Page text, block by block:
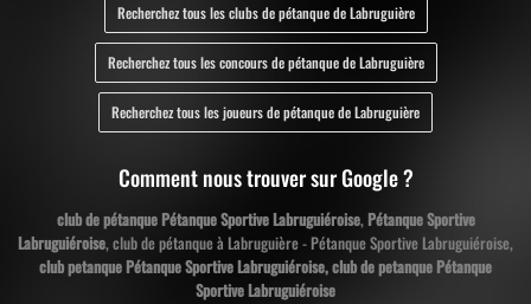
Recherchez tous les clubs de pétanque de Labruguière
Recherchez tous les concours de pétanque de Labruguière
Recherchez tous les joueurs de pétanque de Labruguière
Comment nous trouver sur Google ?
club de pétanque Pétanque Sportive Labruguiéroise, Pétanque Sportive
Labruguiéroise, club de pétanque à Labruguière - Pétanque Sportive Labruguiéroise,
club petanque Pétanque Sportive Labruguiéroise, club de petanque Pétanque
Sportive Labruguiéroise